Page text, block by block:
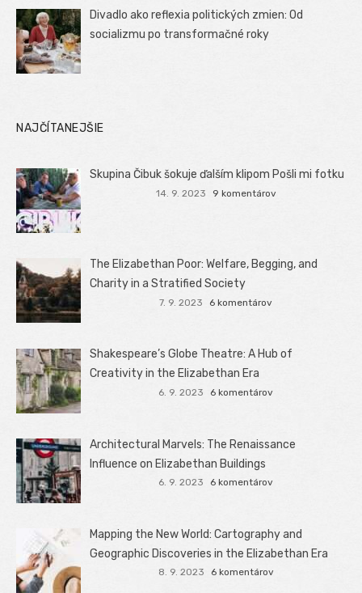
Divadlo ako reflexia politických zmien: Od
socializmu po transformačné roky
NAJČÍTANEJŠIE
Skupina Čibuk šokuje ďalším klipom Pošli mi fotku
14. 9. 2023 9 komentárov
The Elizabethan Poor: Welfare, Begging, and
Charity in a Stratified Society
7. 9. 2023 6 komentárov
Shakespeare’s Globe Theatre: A Hub of
Creativity in the Elizabethan Era
6. 9. 2023 6 komentárov
Architectural Marvels: The Renaissance
Influence on Elizabethan Buildings
6. 9. 2023 6 komentárov
Mapping the New World: Cartography and
Geographic Discoveries in the Elizabethan Era
8. 9. 2023 6 komentárov